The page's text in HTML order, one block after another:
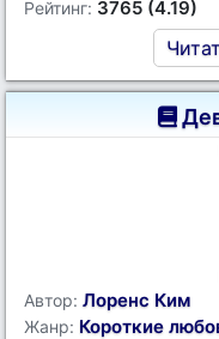
Рейтинг: 3765 (4.19)
Автор: Лоренс Ким
Жанр: Короткие